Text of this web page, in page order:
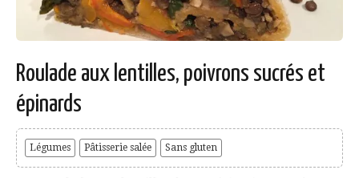
Roulade aux lentilles, poivrons sucrés et
épinards
Légumes Pâtisserie salée Sans gluten